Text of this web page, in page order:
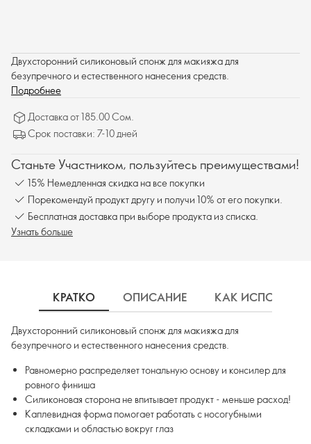
Двухсторонний силиконовый спонж для макияжа для
безупречного и естественного нанесения средств.
Подробнее
Доставка от 185.00 Сом.
Срок поставки: 7-10 дней
Станьте Участником, пользуйтесь преимуществами!
15% Немедленная скидка на все покупки
Порекомендуй продукт другу и получи 10% от его покупки.
Бесплатная доставка при выборе продукта из списка.
Узнать больше
КРАТКО ОПИСАНИЕ КАК
Двухсторонний силиконовый спонж для макияжа для
безупречного и естественного нанесения средств.
Равномерно распределяет тональную основу и консилер для
ровного финиша
Силиконовая сторона не впитывает продукт - меньше расход!
Каплевидная форма помогает работать с носогубными
складками и областью вокруг глаз